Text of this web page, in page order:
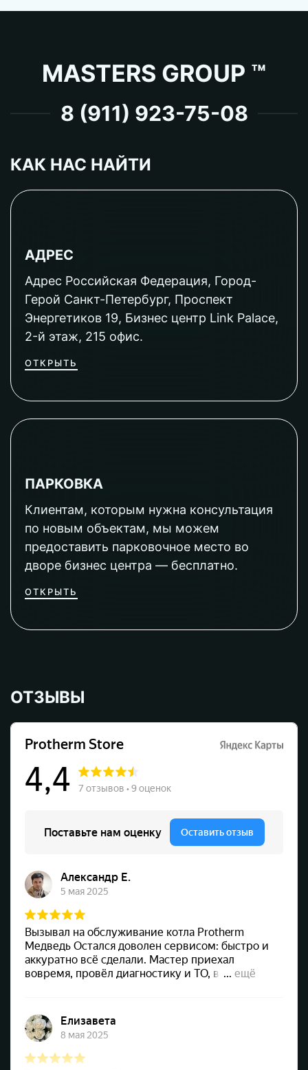
MASTERS GROUP ™
8 (911) 923-75-08
КАК НАС НАЙТИ
АДРЕС
Адрес Российская Федерация, Город-
Герой Санкт-Петербург, Проспект
Энергетиков 19, Бизнес центр Link Palace,
2-й этаж, 215 офис.
ОТКРЫТЬ
ПАРКОВКА
Клиентам, которым нужна консультация
по новым объектам, мы можем
предоставить парковочное место во
дворе бизнес центра — бесплатно.
ОТКРЫТЬ
ОТЗЫВЫ